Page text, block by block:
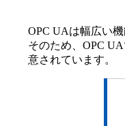
OPC UAは幅広い
そのため、OPC
意されています。